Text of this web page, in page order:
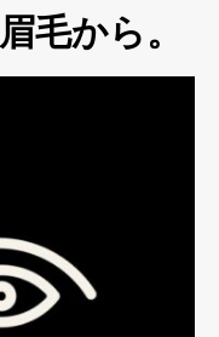
毛から。